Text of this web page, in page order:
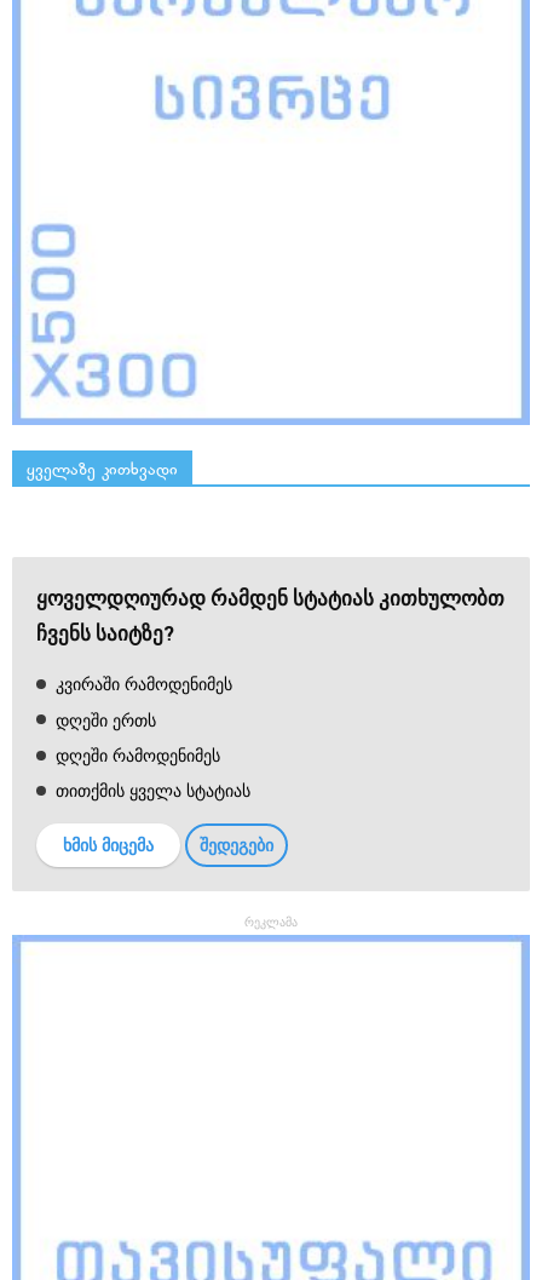
ყველაზე კითხვადი
ყოველდღიურად რამდენ სტატიას კითხულობთ
ჩვენს საიტზე?
კვირაში რამოდენიმეს
დღეში ერთს
დღეში რამოდენიმეს
თითქმის ყველა სტატიას
ხმის მიცემა შედეგები
რეკლამა